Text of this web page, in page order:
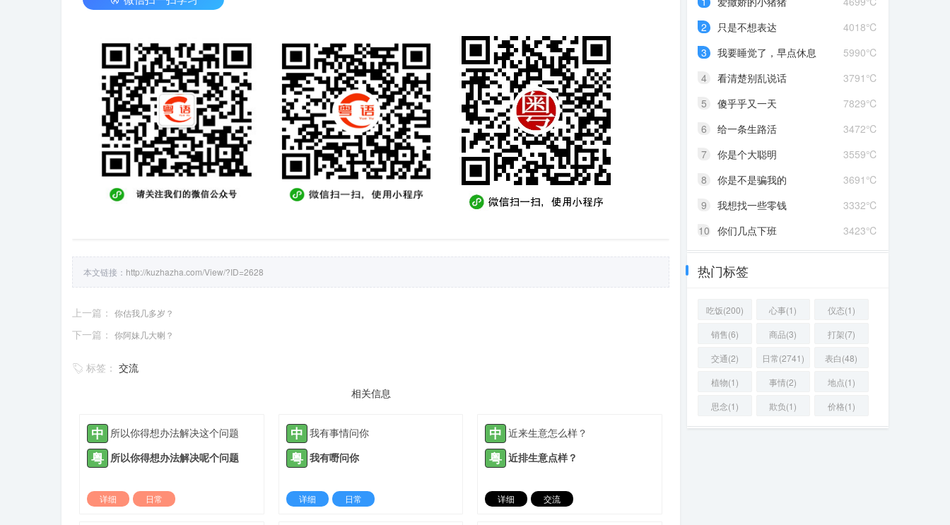
本文链接： http://kuzhazha.com/View/?ID=2628
上一篇： 你估我几多岁？
下一篇： 你阿妹几大喇？
标签： 交流
相关信息
中 所以你得想办法解决这个问题
粤 所以你得想办法解决呢个问题
详细
日常
中 我有事情问你
粤 我有嘢问你
详细
日常
中 近来生意怎么样？
粤 近排生意点样？
详细
交流
4018℃
2
只是不想表达
5990℃
3
我要睡觉了，早点休息
3791℃
4
看清楚别乱说话
7829℃
5
傻乎乎又一天
3472℃
6
给一条生路活
3559℃
7
你是个大聪明
3691℃
8
你是不是骗我的
3332℃
9
我想找一些零钱
3423℃
10 你们几点下班
热门标签
吃饭(200) 心事(1)
仪态(1)
销售(6)
商品(3)
打架(7)
交通(2)
日常(2741)
表白(48)
植物(1)
事情(2)
地点(1)
思念(1)
欺负(1) 价格(1)